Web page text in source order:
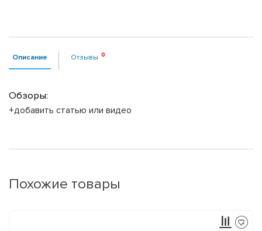
Описание Отзывы
Обзоры:
+добавить статью или видео
Похожие товары